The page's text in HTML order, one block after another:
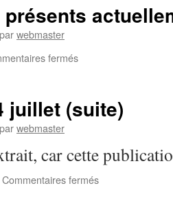
parwebmaster
ferméssur
actuellement
lac
juillet (suite)
parwebmaster
car cette
Commentaires ferméssur